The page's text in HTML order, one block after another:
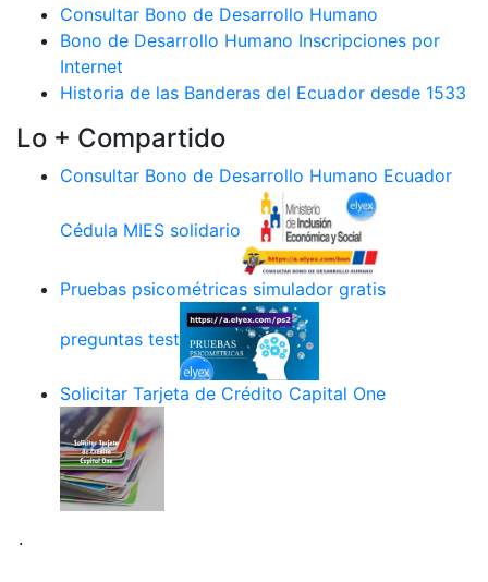
Consultar Bono de Desarrollo Humano
Bono de Desarrollo Humano Inscripciones por
Internet
Historia de las Banderas del Ecuador desde 1533
Lo + Compartido
Consultar Bono de Desarrollo Humano Ecuador
Cédula MIES solidario
Pruebas psicométricas simulador gratis
preguntas test
Solicitar Tarjeta de Crédito Capital One
.